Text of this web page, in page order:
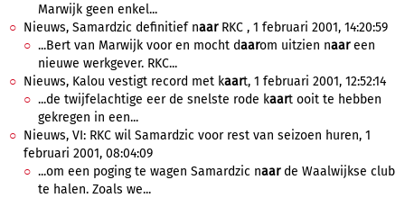
Marwijk geen enkel...
Nieuws, Samardzic definitief naarRKC , 1 februari 2001, 14:20:59
...Bert van Marwijk voor en mocht daarom uitzien naareen
nieuwe werkgever. RKC...
Nieuws, Kalou vestigt record met kaart, 1 februari 2001, 12:52:14
...de twijfelachtige eer de snelste rode kaart ooit te hebben
gekregen in een...
Nieuws, VI: RKC wil Samardzic voor rest van seizoen huren, 1
februari 2001, 08:04:09
...om een poging te wagen Samardzic naarde Waalwijkse club
te halen. Zoals we...